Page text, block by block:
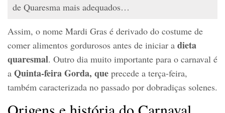
de Quaresma mais adequados…
Assim, o nome Mardi Gras é derivado do costume de
comer alimentos gordurosos antes de iniciar a dieta
quaresmal. Outro dia muito importante para o carnaval é
a Quinta-feira Gorda, que precede a terça-feira,
também caracterizada no passado por dobradiças solenes.